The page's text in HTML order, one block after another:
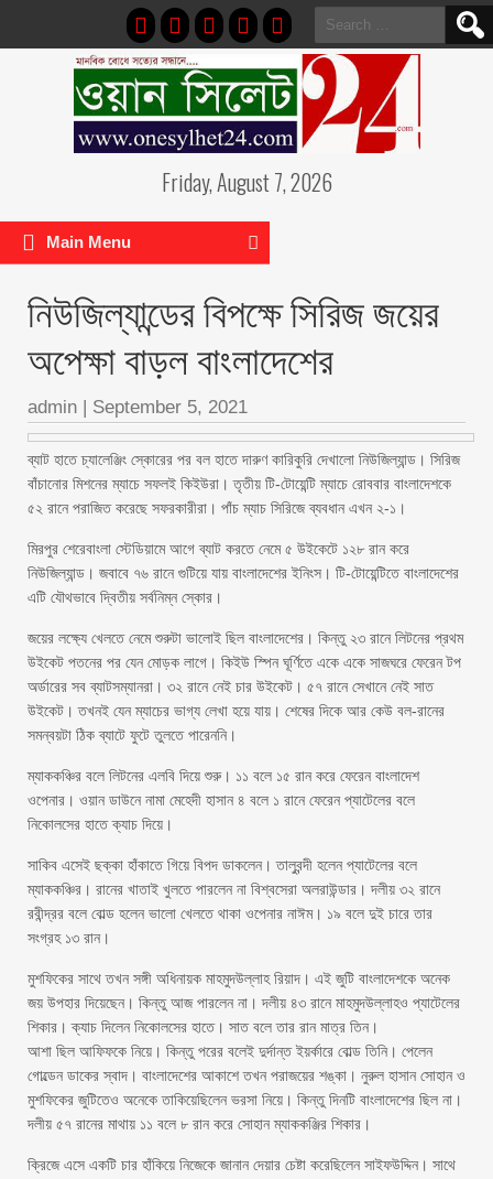
Search
for:
Friday, August 7, 2026
Main Menu
নিউজিল্যান্ডের বিপক্ষে সিরিজ জয়ের
অপেক্ষা বাড়ল বাংলাদেশের
admin | September 5, 2021
ব্যাট হাতে চ্যালেঞ্জিং স্কোরের পর বল হাতে দারুণ কারিকুরি দেখালো নিউজিল্যান্ড। সিরিজ
বাঁচানোর মিশনের ম্যাচে সফলই কিইউরা। তৃতীয় টি-টোয়েন্টি ম্যাচে রোববার বাংলাদেশকে
৫২ রানে পরাজিত করেছে সফরকারীরা। পাঁচ ম্যাচ সিরিজে ব্যবধান এখন ২-১।
মিরপুর শেরেবাংলা স্টেডিয়ামে আগে ব্যাট করতে নেমে ৫ উইকেটে ১২৮ রান করে
নিউজিল্যান্ড। জবাবে ৭৬ রানে গুটিয়ে যায় বাংলাদেশের ইনিংস। টি-টোয়েন্টিতে বাংলাদেশের
এটি যৌথভাবে দ্বিতীয় সর্বনিম্ন স্কোর।
জয়ের লক্ষ্যে খেলতে নেমে শুরুটা ভালোই ছিল বাংলাদেশের। কিন্তু ২৩ রানে লিটনের প্রথম
উইকেট পতনের পর যেন মোড়ক লাগে। কিইউ স্পিন ঘূর্ণিতে একে একে সাজঘরে ফেরেন টপ
অর্ডারের সব ব্যাটসম্যানরা। ৩২ রানে নেই চার উইকেট। ৫৭ রানে সেখানে নেই সাত
উইকেট। তখনই যেন ম্যাচের ভাগ্য লেখা হয়ে যায়। শেষের দিকে আর কেউ বল-রানের
সমন্বয়টা ঠিক ব্যাটে ফুটে তুলতে পারেননি।
ম্যাককঞ্চির বলে লিটনের এলবি দিয়ে শুরু। ১১ বলে ১৫ রান করে ফেরেন বাংলাদেশ
ওপেনার। ওয়ান ডাউনে নামা মেহেদী হাসান ৪ বলে ১ রানে ফেরেন প্যাটেলের বলে
নিকোলসের হাতে ক্যাচ দিয়ে।
সাকিব এসেই ছক্কা হাঁকাতে গিয়ে বিপদ ডাকলেন। তালুবন্দী হলেন প্যাটেলের বলে
ম্যাককঞ্চির। রানের খাতাই খুলতে পারলেন না বিশ্বসেরা অলরাউন্ডার। দলীয় ৩২ রানে
রবীন্দ্রর বলে বোল্ড হলেন ভালো খেলতে থাকা ওপেনার নাঈম। ১৯ বলে দুই চারে তার
সংগ্রহ ১৩ রান।
মুশফিকের সাথে তখন সঙ্গী অধিনায়ক মাহমুদউল্লাহ রিয়াদ। এই জুটি বাংলাদেশকে অনেক
জয় উপহার দিয়েছেন। কিন্তু আজ পারলেন না। দলীয় ৪৩ রানে মাহমুদউল্লাহও প্যাটেলের
শিকার। ক্যাচ দিলেন নিকোলসের হাতে। সাত বলে তার রান মাত্র তিন।
আশা ছিল আফিফকে নিয়ে। কিন্তু পরের বলেই দুর্দান্ত ইয়র্কারে বোল্ড তিনি। পেলেন
গোল্ডেন ডাকের স্বাদ। বাংলাদেশের আকাশে তখন পরাজয়ের শঙ্কা। নুরুল হাসান সোহান ও
মুশফিকের জুটিতেও অনেকে তাকিয়েছিলেন ভরসা নিয়ে। কিন্তু দিনটি বাংলাদেশের ছিল না।
দলীয় ৫৭ রানের মাথায় ১১ বলে ৮ রান করে সোহান ম্যাককঞ্জির শিকার।
ক্রিজে এসে একটি চার হাঁকিয়ে নিজেকে জানান দেয়ার চেষ্টা করেছিলেন সাইফউদ্দিন। সাথে